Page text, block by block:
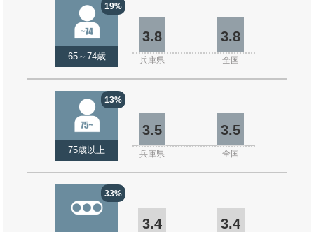
19%
65～74歳
3.8 3.8
兵庫県 全国
13%
75歳以上
3.5 3.5
兵庫県 全国
33%
3.4 3.4